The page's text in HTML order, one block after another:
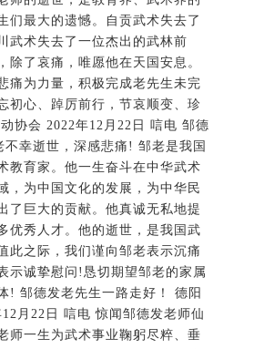
，为中国文化的发展，为中华民
了巨大的贡献。他真诚无私地提
优秀人才。他的逝世，是我国武
此之际，我们谨向邹老表示沉痛
示诚挚慰问!恳切期望邹老的家属
! 邹德发老先生一路走好！ 德阳
月22日 唁电 惊闻邹德发老师仙
师一生为武术事业鞠躬尽粹、垂
仁及学生们爱戴。他在几十年武
批又一批武林精英和裁判队伍。
是武术界的一大损失；也是学生
了一位良师益友，四川武术失去
唯愿邹老师在天国安息！ 望先生
！珍重！ 凉山州武术协会 2022
德发老先生亲属: 惊悉邹老不幸逝
全体同仁深感悲痛，对邹老的不
，对其家属表示诚挚慰问，望家